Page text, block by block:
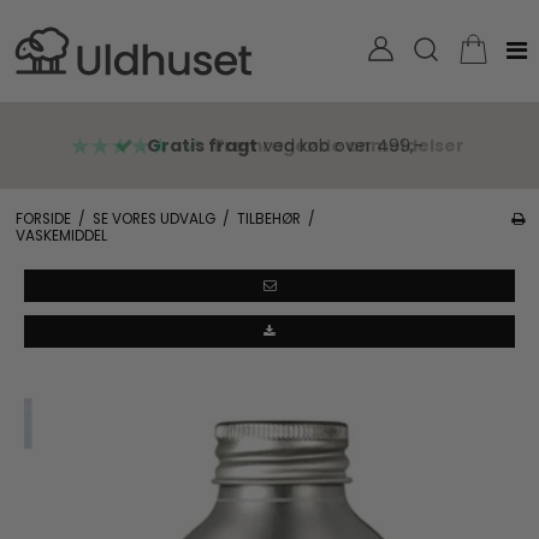
Gratis fragt ved køb over 499,-
FORSIDE / SE VORES UDVALG / TILBEHØR /
VASKEMIDDEL